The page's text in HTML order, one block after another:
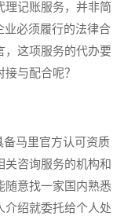
理记账服务，并非简
业必须履行的法律合
，这项服务的代办要
与配合呢？
马里官方认可资质
关咨询服务的机构和
随意找一家国内熟悉
介绍就委托给个人处